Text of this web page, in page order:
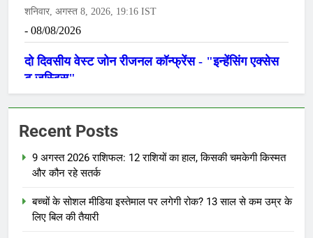
Recent Posts
9 अगस्त 2026 राशिफल: 12 राशियों का हाल, किसकी चमकेगी किस्मत
और कौन रहे सतर्क
बच्चों के सोशल मीडिया इस्तेमाल पर लगेगी रोक? 13 साल से कम उम्र के
लिए बिल की तैयारी